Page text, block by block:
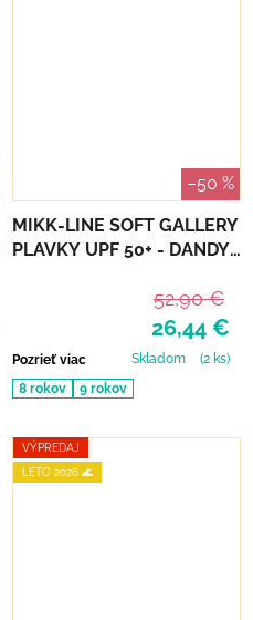
–50 %
MIKK-LINE SOFT GALLERY
PLAVKY UPF 50+ - DANDY
26,44 €
52,90 €
Pozrieť viac Skladom
(2 ks)
8 rokov
9 rokov
VÝPREDAJ
LETO 2026 🌊